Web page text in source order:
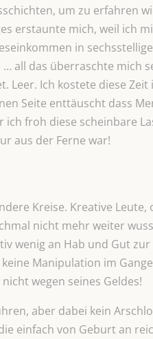
um zu erfahren
erstaunte mich, weil ich
in
all das überraschte mich
Ich kostete diese
Seite enttäuscht dass
froh diese scheinbare
aus der Ferne war!
Kreise. Kreative
nicht mehr weiter
wenig an Hab und Gut
Manipulation im
wegen seines Geldes!
aber dabei kein
einfach von Geburt an